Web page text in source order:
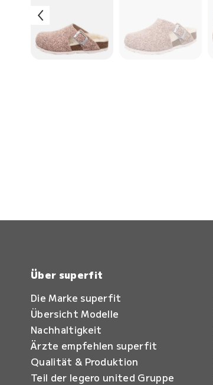
Über superfit
Die Marke superfit
Übersicht Modelle
Nachhaltigkeit
Ärzte empfehlen superfit
Qualität & Produktion
Teil der legero united Gruppe